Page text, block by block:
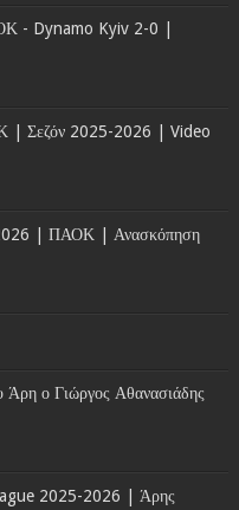
- Dynamo Kyiv 2-0 |
| Σεζόν 2025-2026 | Video
| ΠΑΟΚ | Ανασκόπηση
ο Γιώργος Αθανασιάδης
2025-2026 | Άρης